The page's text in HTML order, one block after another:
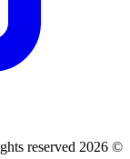
© 2026 B-Track Inc. All rights reserved.